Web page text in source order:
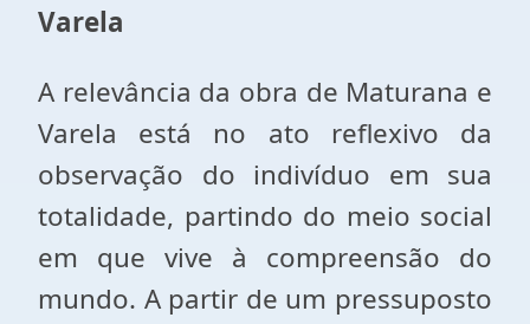
Varela
A relevância da obra de Maturana e
Varela está no ato reflexivo da
observação do indivíduo em sua
totalidade, partindo do meio social
em que vive à compreensão do
mundo. A partir de um pressuposto